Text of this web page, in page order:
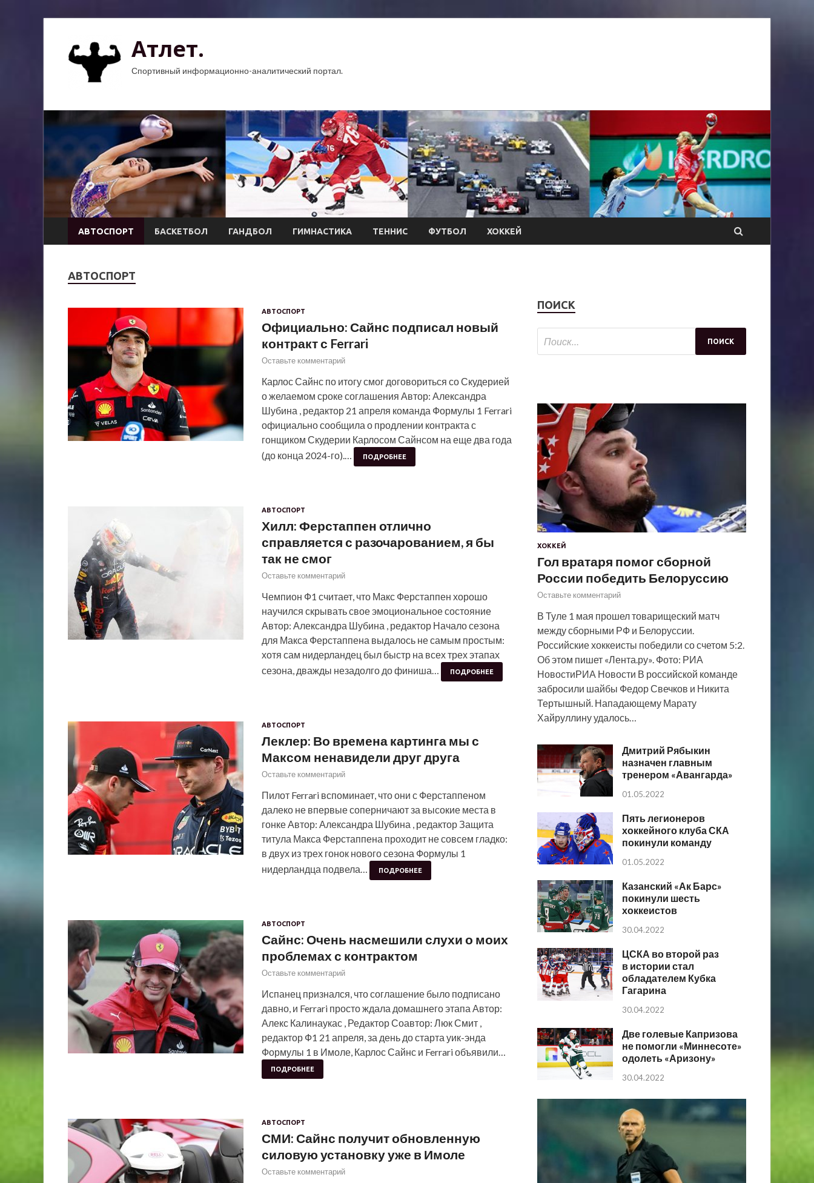
Атлет.
Спортивный информационно-аналитический портал.
АВТОСПОРТ БАСКЕТБОЛ ГАНДБОЛ ГИМНАСТИКА ТЕННИС ФУТБОЛ ХОККЕЙ
АВТОСПОРТ
АВТОСПОРТ
Официально: Сайнс подписал новый
контракт с Ferrari
Оставьте комментарий
Карлос Сайнс по итогу смог договориться со Скудерией
о желаемом сроке соглашения Автор: Александра
Шубина , редактор 21 апреля команда Формулы 1 Ferrari
официально сообщила о продлении контракта с
гонщиком Скудерии Карлосом Сайнсом на еще два года
(до конца 2024-го).…
ПОДРОБНЕЕ
АВТОСПОРТ
Хилл: Ферстаппен отлично
справляется с разочарованием, я бы
так не смог
Оставьте комментарий
Чемпион Ф1 считает, что Макс Ферстаппен хорошо
научился скрывать свое эмоциональное состояние
Автор: Александра Шубина , редактор Начало сезона
для Макса Ферстаппена выдалось не самым простым:
хотя сам нидерландец был быстр на всех трех этапах
сезона, дважды незадолго до финиша…
ПОДРОБНЕЕ
АВТОСПОРТ
Леклер: Во времена картинга мы с
Максом ненавидели друг друга
Оставьте комментарий
Пилот Ferrari вспоминает, что они с Ферстаппеном
далеко не впервые соперничают за высокие места в
гонке Автор: Александра Шубина , редактор Защита
титула Макса Ферстаппена проходит не совсем гладко:
в двух из трех гонок нового сезона Формулы 1
нидерландца подвела…
ПОДРОБНЕЕ
АВТОСПОРТ
Сайнс: Очень насмешили слухи о моих
проблемах с контрактом
Оставьте комментарий
Испанец признался, что соглашение было подписано
давно, и Ferrari просто ждала домашнего этапа Автор:
Алекс Калинаукас , Редактор Соавтор: Люк Смит ,
редактор Ф1 21 апреля, за день до старта уик-энда
Формулы 1 в Имоле, Карлос Сайнс и Ferrari объявили…
ПОДРОБНЕЕ
АВТОСПОРТ
СМИ: Сайнс получит обновленную
силовую установку уже в Имоле
Оставьте комментарий
ПОИСК
ХОККЕЙ
Гол вратаря помог сборной
России победить Белоруссию
Оставьте комментарий
В Туле 1 мая прошел товарищеский матч
между сборными РФ и Белоруссии.
Российские хоккеисты победили со счетом 5:2.
Об этом пишет «Лента.ру». Фото: РИА
НовостиРИА Новости В российской команде
забросили шайбы Федор Свечков и Никита
Тертышный. Нападающему Марату
Хайруллину удалось…
Дмитрий Рябыкин
назначен главным
тренером «Авангарда»
01.05.2022
Пять легионеров
хоккейного клуба СКА
покинули команду
01.05.2022
Казанский «Ак Барс»
покинули шесть
хоккеистов
30.04.2022
ЦСКА во второй раз
в истории стал
обладателем Кубка
Гагарина
30.04.2022
Две голевые Капризова
не помогли «Миннесоте»
одолеть «Аризону»
30.04.2022